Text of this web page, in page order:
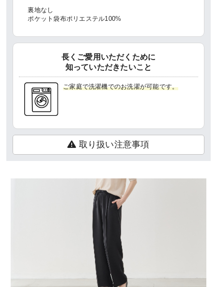
裏地なし
ポケット袋布ポリエステル100%
長くご愛用いただくために
知っていただきたいこと
ご家庭で洗濯機でのお洗濯が可能です。
取り扱い注意事項